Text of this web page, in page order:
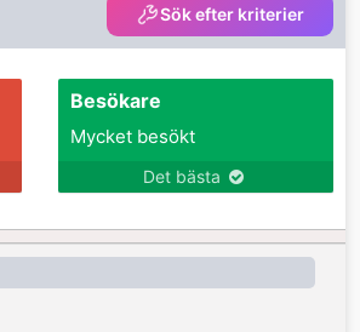
Sök efter kriterier
Besökare
Mycket besökt
Det bästa